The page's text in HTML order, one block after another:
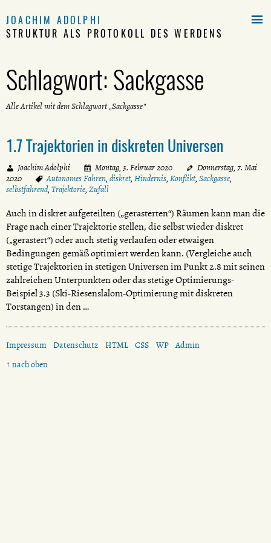
JOACHIM ADOLPHI
STRUKTUR ALS PROTOKOLL DES WERDENS
Schlagwort:Sackgasse
Alle Artikel mit dem Schlagwort „Sackgasse“
1.7 Trajektorien in diskreten Universen
Joachim Adolphi Montag, 3. Februar 2020
Donnerstag, 7. Mai
2020
Autonomes Fahren, diskret, Hindernis, Konflikt, Sackgasse,
selbstfahrend, Trajektorie, Zufall
Auch in diskret aufgeteilten („gerasterten“) Räumen kann man die
Frage nach einer Trajektorie stellen, die selbst wieder diskret
(„gerastert“) oder auch stetig verlaufen oder etwaigen
Bedingungen gemäß optimiert werden kann. (Vergleiche auch
stetige Trajektorien in stetigen Universen im Punkt 2.8 mit seinen
zahlreichen Unterpunkten oder das stetige Optimierungs-
Beispiel 3.3 (Ski-Riesenslalom-Optimierung mit diskreten
Torstangen) in den …

Impressum Datenschutz HTML CSS WP Admin
↑ nach oben